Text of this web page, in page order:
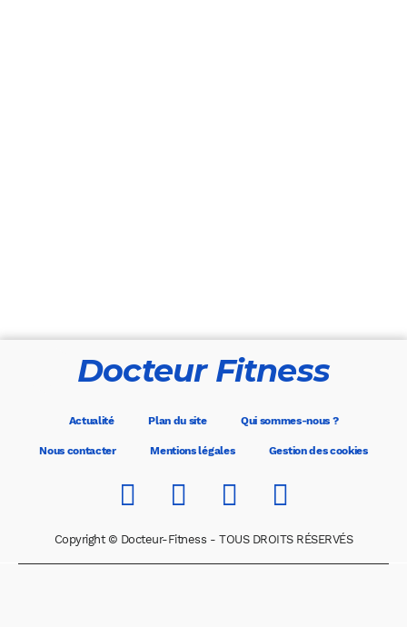
Docteur Fitness
Actualité Plan du site Qui sommes-nous ?
Nous contacter Mentions légales Gestion des cookies
Copyright © Docteur-Fitness - TOUS DROITS RÉSERVÉS